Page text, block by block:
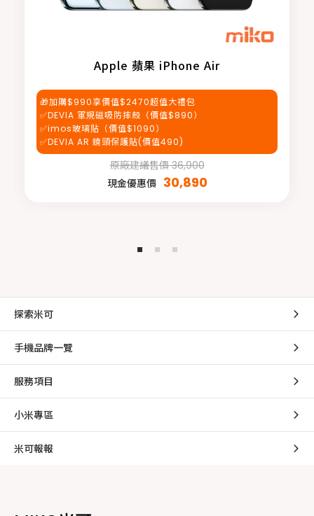
Apple 蘋果 iPhone Air
🎁加購$990享價值$2470超值大禮包
✅DEVIA 軍規磁吸防摔殼（價值$890）
✅imos玻璃貼（價值$1090）
✅DEVIA AR 鏡頭保護貼(價值490)
原廠建議售價 36,900
現金優惠價 30,890
探索米可
手機品牌一覽
服務項目
小米專區
米可報報